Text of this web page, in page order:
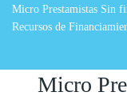
Micro Prestamistas Sin
Recursos de
Micro